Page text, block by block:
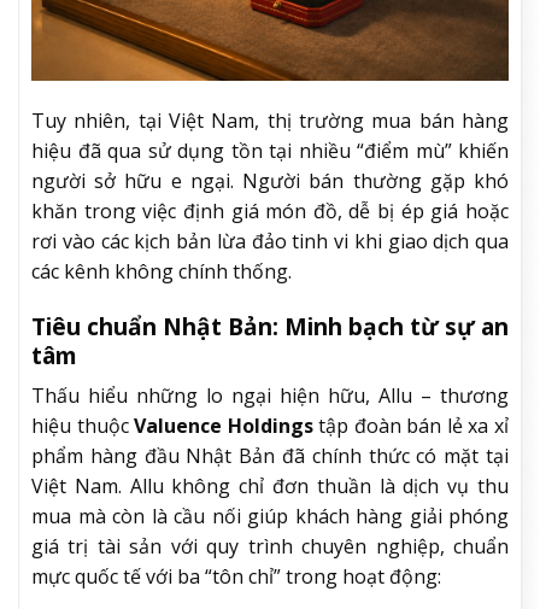
Tuy nhiên, tại Việt Nam, thị trường mua bán hàng
hiệu đã qua sử dụng tồn tại nhiều “điểm mù” khiến
người sở hữu e ngại. Người bán thường gặp khó
khăn trong việc định giá món đồ, dễ bị ép giá hoặc
rơi vào các kịch bản lừa đảo tinh vi khi giao dịch qua
các kênh không chính thống.
Tiêu chuẩn Nhật Bản: Minh bạch từ sự an
tâm
Thấu hiểu những lo ngại hiện hữu, Allu – thương
hiệu thuộcValuence Holdingstập đoàn bán lẻ xa xỉ
phẩm hàng đầu Nhật Bản đã chính thức có mặt tại
Việt Nam. Allu không chỉ đơn thuần là dịch vụ thu
mua mà còn là cầu nối giúp khách hàng giải phóng
giá trị tài sản với quy trình chuyên nghiệp, chuẩn
mực quốc tế với ba “tôn chỉ” trong hoạt động: